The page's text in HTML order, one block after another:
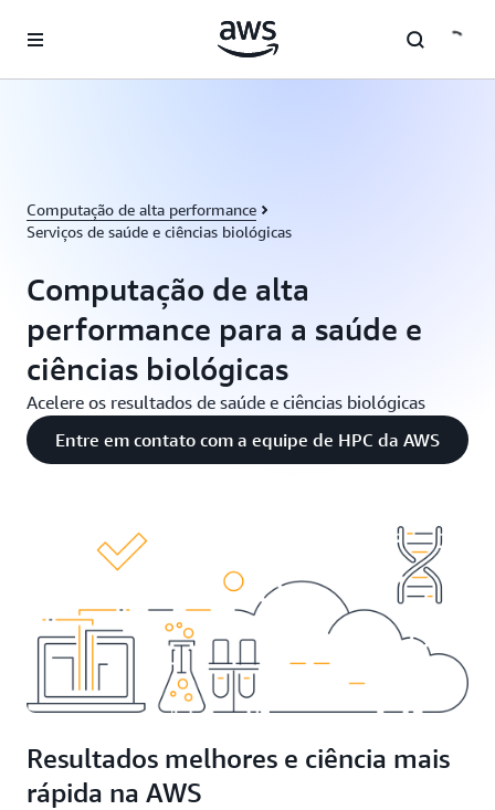
Pular para o conteúdo principal
Computação de alta performance
Serviços de saúde e ciências biológicas
Computação de alta
performance para a saúde e
ciências biológicas
Acelere os resultados de saúde e ciências biológicas
Entre em contato com a equipe de HPC da AWS
Resultados melhores e ciência mais
rápida na AWS